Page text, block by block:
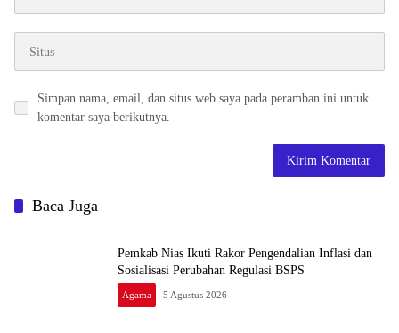
Simpan nama, email, dan situs web saya pada peramban ini untuk
komentar saya berikutnya.
Baca Juga
Pemkab Nias Ikuti Rakor Pengendalian Inflasi dan
Sosialisasi Perubahan Regulasi BSPS
Agama 5 Agustus 2026